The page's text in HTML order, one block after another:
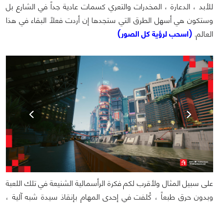
للأبد ، الدعارة ، المخدرات والتعري كسمات عادية جداً في الشارع بل
وستكون هي أسهل الطرق التي ستجدها إن أردت فعلاً البقاء في هذا
العالم. (اسحب لرؤية كل الصور)
على سبيل المثال ولأقرب لكم فكرة الرأسمالية الشنيعة في تلك اللعبة
وبدون حرق طبعاً ، كُلفت في إحدى المهام بإنقاذ سيدة شبه آلية ،